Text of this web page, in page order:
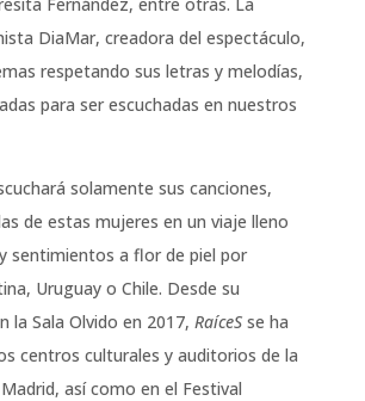
DiaMar, creadora del espectáculo,
respetando sus letras y melodías,
para ser escuchadas en nuestros
solamente sus canciones,
de estas mujeres en un viaje lleno
sentimientos a flor de piel por
Uruguay o Chile. Desde su
la Sala Olvido en 2017, RaíceSse ha
centros culturales y auditorios de la
así como en el Festival